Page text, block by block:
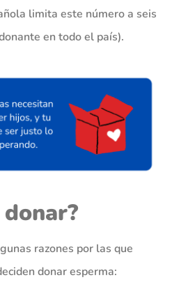
limita este número a seis
en todo el país).
razones por las que
donar esperma: